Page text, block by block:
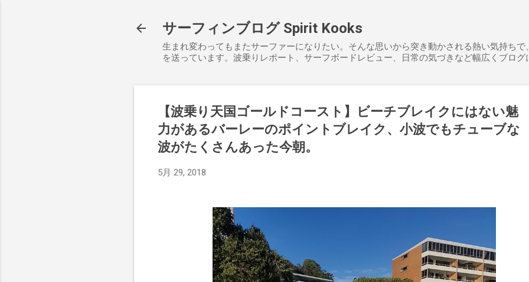
サーフィンブログ Spirit Kooks
生まれ変わってもまたサーファーになりたい。そんな思いから突き動かされる熱い気持ちで
を送っています。波乗りレポート、サーフボードレビュー、日常の気づきなど幅広くブログ
【波乗り天国ゴールドコースト】ビーチブレイクにはない魅
力があるバーレーのポイントブレイク、小波でもチューブな
波がたくさんあった今朝。
5月 29, 2018